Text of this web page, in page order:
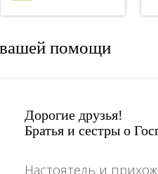
помощи
Дорогие друзья!
Братья и сестры о
Настоятель и